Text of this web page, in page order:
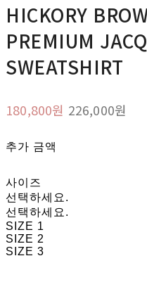
HICKORY
PREMIUM
SWEATSHIRT
180,800원 226,000원
추가 금액
사이즈
선택하세요.
선택하세요.
SIZE 1
SIZE 2
SIZE 3